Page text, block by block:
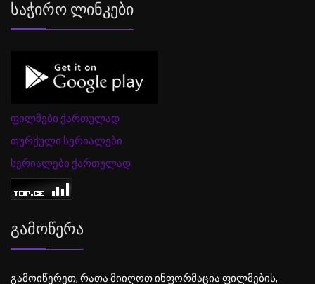
Საჭირო Ლინკები
ფილმები ქართულად
თურქული სერიალები
სერიალები ქართულად
Გამოწერა
გამოიწერეთ, რათა მიიღოთ ინფორმაცია ფილმების,